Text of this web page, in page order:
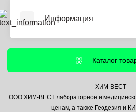
Информация
Информация о доставке
Политика безопасности
Контакты
Каталог
ХИМ-ВЕСТ
ООО ХИМ-ВЕСТ лабораторное и
ценам, а также Геодезия и